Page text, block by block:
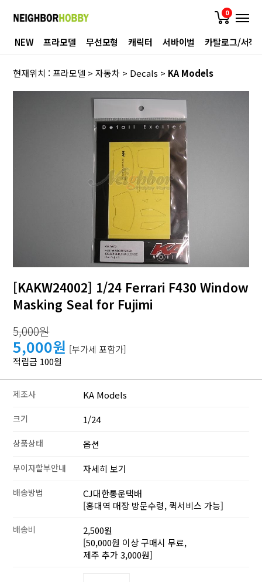
0
NEW 프라모델 무선모형 캐릭터 서바이벌 카탈로그/서적
현재위치 :프라모델 >자동차 > Decals > KA Models
[KAKW24002] 1/24 Ferrari F430 Window
Masking Seal for Fujimi
5,000원
5,000원 [부가세 포함가]
적립금 100원
제조사 KA Models
크기 1/24
상품상태 옵션
무이자할부안내 자세히 보기
배송방법
CJ대한통운택배
[홍대역 매장 방문수령, 퀵서비스 가능]
배송비
2,500원
[50,000원 이상 구매시 무료,
제주 추가 3,000원]